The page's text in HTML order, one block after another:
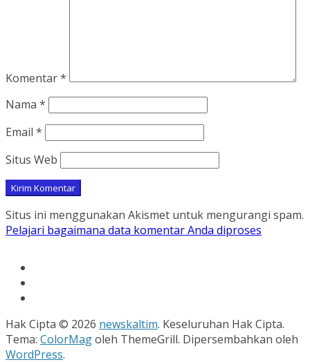
Komentar*
Nama *
Email *
Situs Web
Situs ini menggunakan Akismet untuk mengurangi spam.
Pelajari bagaimana data komentar Anda diproses
Hak Cipta © 2026 newskaltim. Keseluruhan Hak Cipta.
Tema: ColorMagoleh ThemeGrill. Dipersembahkan oleh
WordPress.